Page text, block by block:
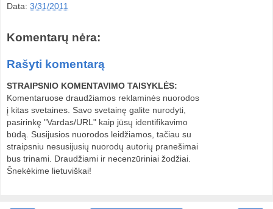
Data: 3/31/2011
Komentarų nėra:
Rašyti komentarą
STRAIPSNIO KOMENTAVIMO TAISYKLĖS:
Komentaruose draudžiamos reklaminės nuorodos
į kitas svetaines. Savo svetainę galite nurodyti,
pasirinkę "Vardas/URL" kaip jūsų identifikavimo
būdą. Susijusios nuorodos leidžiamos, tačiau su
straipsniu nesusijusių nuorodų autorių pranešimai
bus trinami. Draudžiami ir necenzūriniai žodžiai.
Šnekėkime lietuviškai!